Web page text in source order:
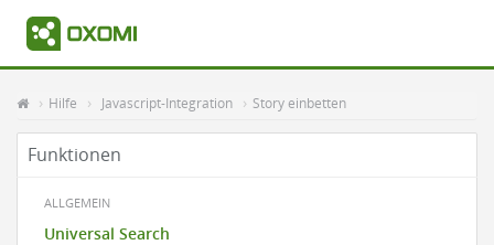
Hilfe Javascript-Integration Story einbetten
Funktionen
ALLGEMEIN
Universal Search